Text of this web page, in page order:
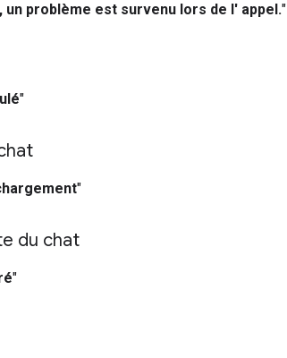
un problème est survenu lors de l' appel."
"
"
du chat
"